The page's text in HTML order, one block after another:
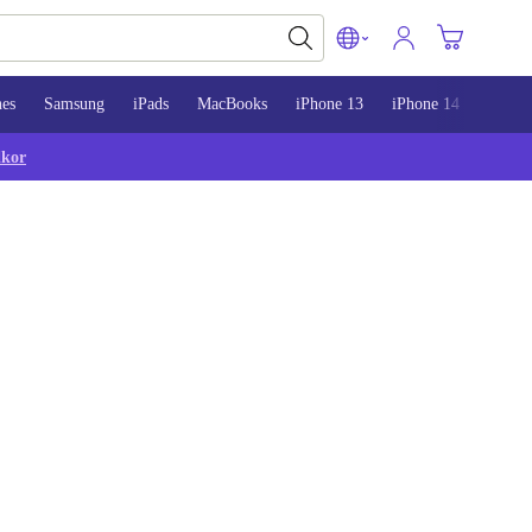
Samsung iPads MacBooks iPhone 13 iPhone 14